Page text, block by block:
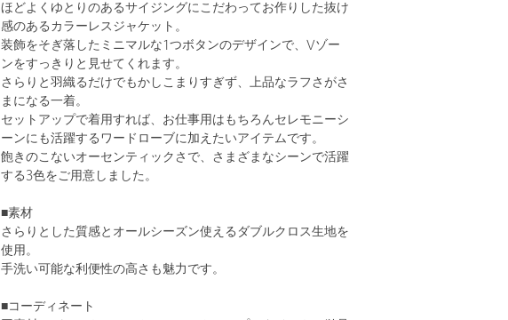
ほどよくゆとりのあるサイジングにこだわってお作りした抜け
感のあるカラーレスジャケット。
装飾をそぎ落したミニマルな1つボタンのデザインで、Vゾー
ンをすっきりと見せてくれます。
さらりと羽織るだけでもかしこまりすぎず、上品なラフさがさ
まになる一着。
セットアップで着用すれば、お仕事用はもちろんセレモニーシ
ーンにも活躍するワードローブに加えたいアイテムです。
飽きのこないオーセンティックさで、さまざまなシーンで活躍
する3色をご用意しました。
■素材
さらりとした質感とオールシーズン使えるダブルクロス生地を
使用。
手洗い可能な利便性の高さも魅力です。
■コーディネート